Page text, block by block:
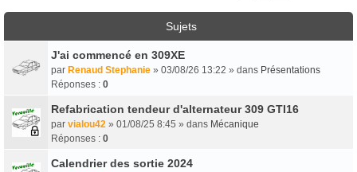
Sujets
J'ai commencé en 309XE
par Renaud Stephanie » 03/08/26 13:22 » dans Présentations
Réponses : 0
Refabrication tendeur d'alternateur 309 GTI16
par vialou42 » 01/08/25 8:45 » dans Mécanique
Réponses : 0
Calendrier des sortie 2024